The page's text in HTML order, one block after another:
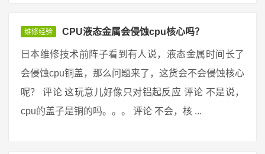
维修经验 CPU液态金属会侵蚀cpu核心吗？
日本维修技术前阵子看到有人说，液态金属时间长了
会侵蚀cpu铜盖，那么问题来了，这货会不会侵蚀核心
呢？ 评论 这玩意儿好像只对铝起反应 评论 不是说，
cpu的盖子是铜的吗。。。 评论 不会，核 ...